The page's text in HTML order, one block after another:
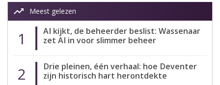
trending_up Meest gelezen
1
AI kijkt, de beheerder beslist: Wassenaar
zet AI in voor slimmer beheer
2
Drie pleinen, één verhaal: hoe Deventer
zijn historisch hart herontdekte